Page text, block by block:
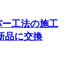
ー工法の施工
品に交換